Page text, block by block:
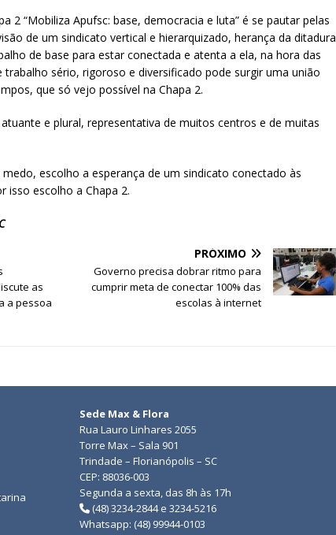
2 “Mobiliza Apufsc: base, democracia e luta” é se pautar pelas
de um sindicato vertical e hierarquizado, herança da ditadura
de base para estar conectada e atenta a ela, na hora das
trabalho sério, rigoroso e diversificado pode surgir uma união
que só vejo possível na Chapa 2.
e plural, representativa de muitos centros e de muitas
escolho a esperança de um sindicato conectado às
isso escolho a Chapa 2.
as
a pessoa
PRÓXIMO
Governo precisa dobrar ritmo para
cumprir meta de conectar 100% das
escolas à internet
Sede Max & Flora
Rua Lauro Linhares 2055
Torre Max – Sala 901
Trindade – Florianópolis – SC
CEP: 88036-003
Segunda a sexta, das 8h às 17h
(48) 3234-2844 e 3234-5216
Whatsapp: (48) 99944-0103